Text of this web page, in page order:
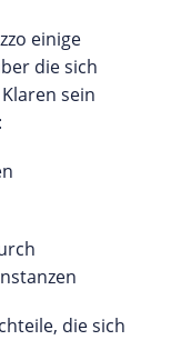
einige
die sich
sein
die sich